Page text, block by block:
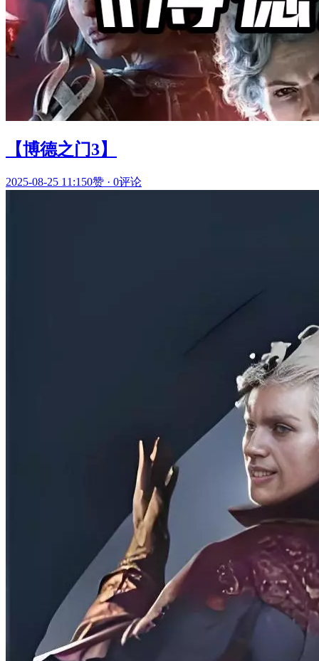
【博德之门3】
2025-08-25 11:150赞 · 0评论